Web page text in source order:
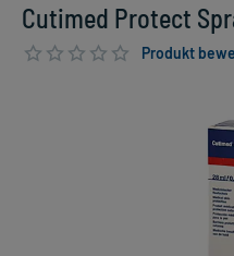
Cutimed Protect
Produkt